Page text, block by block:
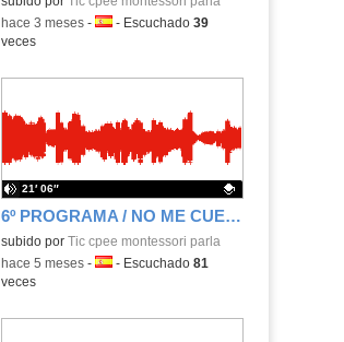
-hace 3 meses- Idioma:
- Escuchado 39
veces
6º PROGRAMA / NO ME CUENTES HISTORIAS/6X04
Contenido educativo.
subido por Tic cpee montessori parla
21′ 06″
-hace 5 meses- Idioma:
- Escuchado 81
veces